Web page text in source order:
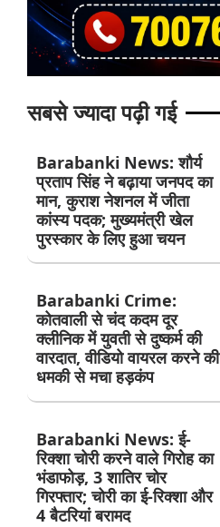
सबसे ज्यादा पढ़ी गई
Barabanki News: शौर्य
प्रताप सिंह ने बढ़ाया जनपद का
मान, कुराश नेशनल में जीता
कांस्य पदक; मुख्यमंत्री खेल
पुरस्कार के लिए हुआ चयन
Barabanki Crime:
कोतवाली से चंद कदम दूर
क्लीनिक में युवती से दुष्कर्म की
वारदात, वीडियो वायरल करने की
धमकी से मचा हड़कंप
Barabanki News: ई-
रिक्शा चोरी करने वाले गिरोह का
भंडाफोड़, 3 शातिर चोर
गिरफ्तार; चोरी का ई-रिक्शा और
4 बैटरियां बरामद